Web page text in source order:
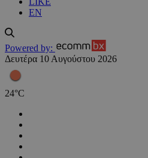
EN
Powered by:
Δευτέρα 10 Αυγούστου 2026
24°C